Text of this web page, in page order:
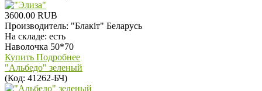
3600.00 RUB
Производитель: "Блакiт" Беларусь
На складе: есть
Наволочка 50*70
Купить Подробнее
"Альбедо" зеленый
(Код: 41262-БЧ)